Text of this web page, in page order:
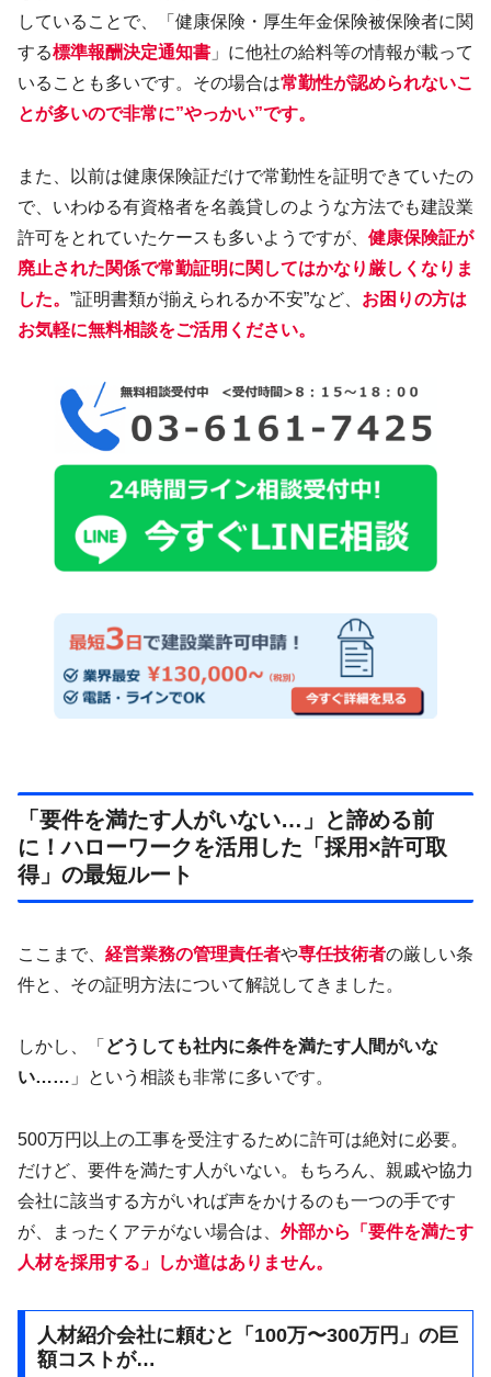
していることで、「健康保険・厚生年金保険被保険者に関
する標準報酬決定通知書 」に他社の給料等の情報が載って
いることも多いです。その場合は常勤性が認められないこ
とが多いので非常に”やっかい”です。
また、以前は健康保険証だけで常勤性を証明できていたの
で、いわゆる有資格者を名義貸しのような方法でも建設業
許可をとれていたケースも多いようですが、 健康保険証が
廃止された関係で常勤証明に関してはかなり厳しくなりま
した。 ”証明書類が揃えられるか不安”など、 お困りの方は
お気軽に無料相談をご活用ください。
「要件を満たす人がいない…」と諦める前
に！ハローワークを活用した「採用×許可取
得」の最短ルート
ここまで、 経営業務の管理責任者や専任技術者の厳しい条
件と、その証明方法について解説してきました。
しかし、「 どうしても社内に条件を満たす人間がいな
い…… 」という相談も非常に多いです。
500万円以上の工事を受注するために許可は絶対に必要。
だけど、要件を満たす人がいない。もちろん、親戚や協力
会社に該当する方がいれば声をかけるのも一つの手です
が、まったくアテがない場合は、 外部から「要件を満たす
人材を採用する」しか道はありません。
人材紹介会社に頼むと「100万〜300万円」の巨
額コストが…